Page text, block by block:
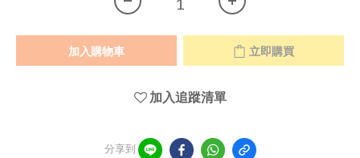
加入購物車 立即購買
加入追蹤清單
分享到